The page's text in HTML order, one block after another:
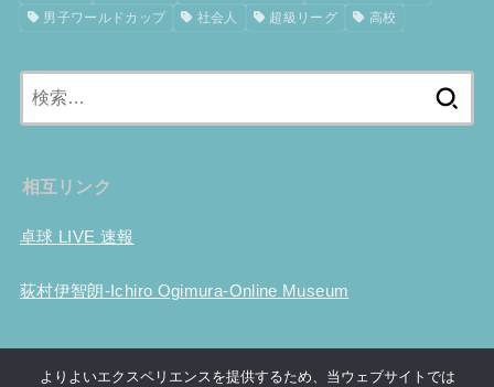
男子ワールドカップ
社会人 超級リーグ 高校
相互リンク
卓球 LIVE 速報
荻村伊智朗-Ichiro Ogimura-Online Museum
よりよいエクスペリエンスを提供するため、当ウェブサイトでは